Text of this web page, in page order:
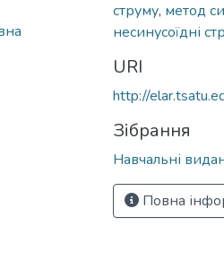
струму, метод
несинусоїдні
URI
http://
Зібрання
Навчальні
Повна